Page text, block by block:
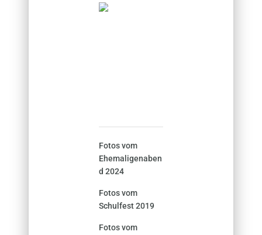
Fotos vom
Ehemaligenaben
d 2024
Fotos vom
Schulfest 2019
Fotos vom